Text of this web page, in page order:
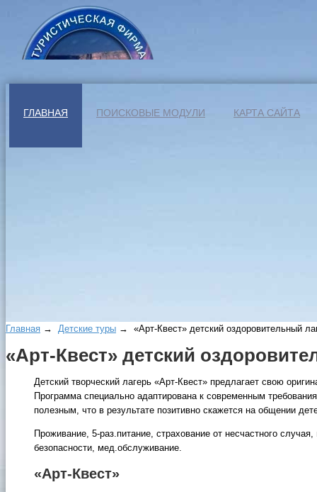
ГЛАВНАЯ ПОИСКОВЫЕ МОДУЛИ КАРТА САЙТА
Главная → Детские туры → «Арт-Квест» детский оздоровительный
«Арт-Квест» детский
Детский творческий лагерь «Арт-Квест» предлагает свою
Программа специально адаптирована к современным
полезным, что в результате позитивно скажется на общении
Проживание, 5-раз.питание, страхование от несчастного
безопасности, мед.обслуживание.
«Арт-Квест»